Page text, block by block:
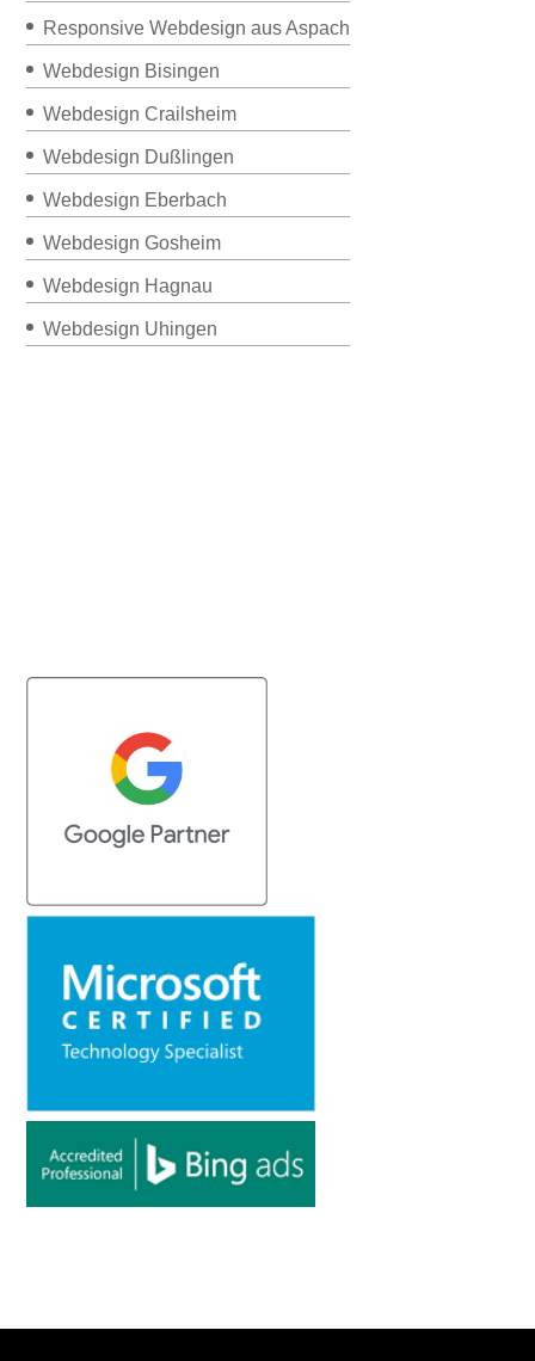
Responsive Webdesign aus Aspach
Webdesign Bisingen
Webdesign Crailsheim
Webdesign Dußlingen
Webdesign Eberbach
Webdesign Gosheim
Webdesign Hagnau
Webdesign Uhingen